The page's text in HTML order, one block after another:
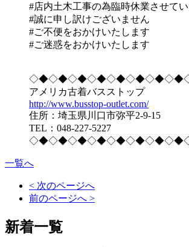
#店内土木工事の為臨時休業させて
#誠に申し訳けございません
#ご不便をおかけいたします
#ご迷惑をおかけいたします
アメリカ古着バスストップ
http://www.busstop-outlet.com/
住所：埼玉県川口市弥平2-9-15
TEL：048-227-5227
一覧へ
< 次のページへ
前のページへ >
新着一覧